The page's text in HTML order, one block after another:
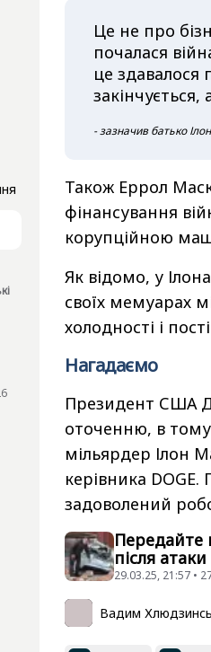
Це не про
почалася
це
закінчується,
- зазначив батько
Також Еррол
фінансування
корупційною
Як відомо, у
своїх мемуарах
холодності і
Нагадаємо
Президент США
оточенню, в тому
мільярдер Ілон
керівника
задоволений
Передайте
після
29.03.25, 21:57 •
Вадим